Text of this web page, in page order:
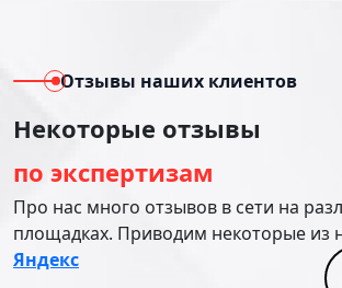
Отзывы наших клиентов
Некоторые отзывы
по экспертизам
Про нас много отзывов в сети на
площадках. Приводим некоторые из
Яндекс